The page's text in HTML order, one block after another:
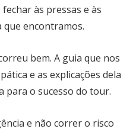
às pressas e às
que encontramos.
bem. A guia que nos
e as explicações dela
para o sucesso do tour.
e não correr o risco